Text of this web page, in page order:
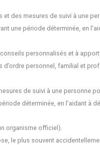
des mesures de suivi à une
une période déterminée, en
personnalisés et à
d’ordre personnel, familial et
de suivi à une personne
déterminée, en l’aidant à
organisme officiel).
le plus souvent